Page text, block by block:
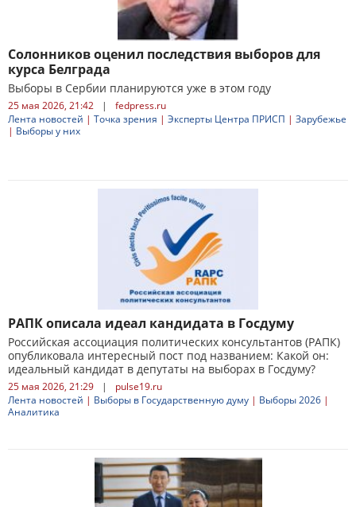
Солонников оценил последствия выборов для
курса Белграда
Выборы в Сербии планируются уже в этом году
25 мая 2026, 21:42 |
fedpress.ru
Лента новостей | Точка зрения | Эксперты Центра ПРИСП | Зарубежье
| Выборы у них
РАПК описала идеал кандидата в Госдуму
Российская ассоциация политических консультантов (РАПК)
опубликовала интересный пост под названием: Какой он:
идеальный кандидат в депутаты на выборах в Госдуму?
25 мая 2026, 21:29 |
pulse19.ru
Лента новостей | Выборы в Государственную думу | Выборы 2026 |
Аналитика